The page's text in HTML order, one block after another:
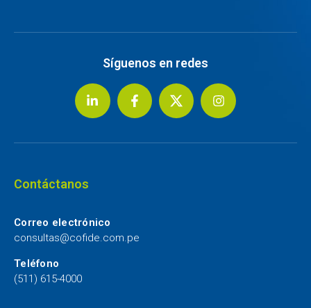
Síguenos en redes
Contáctanos
Correo electrónico
consultas@cofide.com.pe
Teléfono
(511) 615-4000